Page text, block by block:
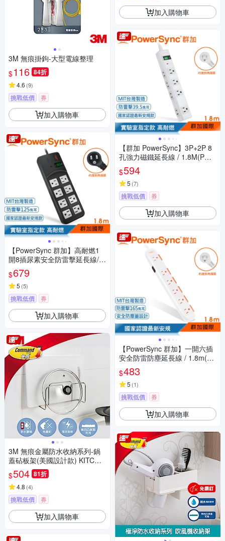
3M 無痕掛鉤-大型電線整理
$116 84折
4.6 (9)
挑戰低價 券
加入購物車
【PowerSync 群加】高耐燃1
開8插尿素安全防雷擊延長線/黑
色/1.8m(TPS318TN0018)
$679
5 (5)
挑戰低價 券
加入購物車
3M 無痕金屬防水收納系列-鍋
蓋砧板架(美國設計款) KITCH4
$504 81折
4.8 (4)
挑戰低價 券
加入購物車
加入購物車
【群加 PowerSync】3P+2P 8
孔強力磁鐵延長線 / 1.8M(PWS
-EAMS1818)
$594
5 (7)
挑戰低價 券
加入購物車
【PowerSync 群加】一開六插
安全防雷防塵延長線 / 1.8m(TS
6W9018)
$483
5 (1)
挑戰低價 券
加入購物車